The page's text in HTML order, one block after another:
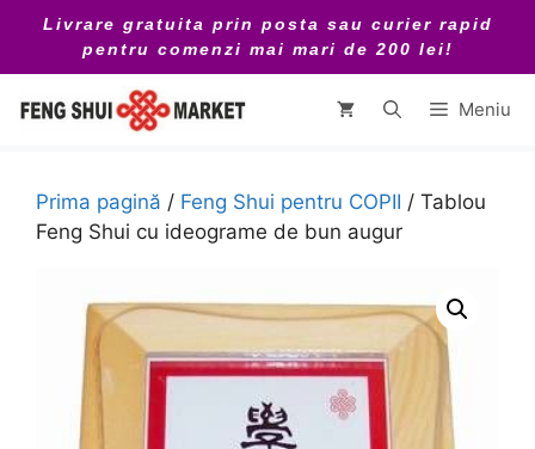
conținut
Livrare gratuita prin posta sau curier rapid
pentru comenzi mai mari de 200 lei!
Meniu
Prima pagină / Feng Shui pentru COPII / Tablou
Feng Shui cu ideograme de bun augur